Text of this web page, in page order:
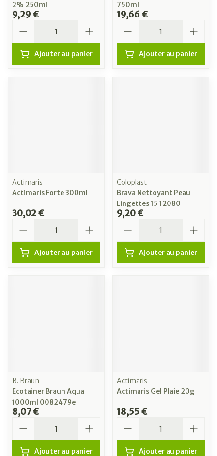
2% 250ml
9,29 €
Ajouter au panier
750ml
19,66 €
Ajouter au panier
Actimaris
Actimaris Forte 300ml
30,02 €
Ajouter au panier
Coloplast
Brava Nettoyant Peau
Lingettes 15 12080
9,20 €
Ajouter au panier
B. Braun
Ecotainer Braun Aqua
1000ml 0082479e
8,07 €
Ajouter au panier
Actimaris
Actimaris Gel Plaie 20g
18,55 €
Ajouter au panier